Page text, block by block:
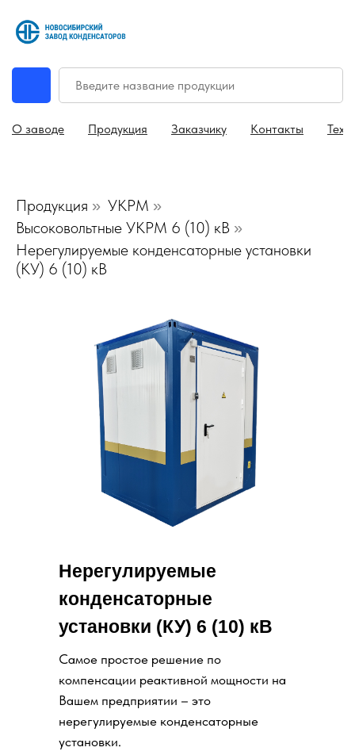
О заводе Продукция Заказчику Контакты
Продукция » УКРМ »
Высоковольтные УКРМ 6 (10) кВ »
Нерегулируемые конденсаторные установки
(КУ) 6 (10) кВ
Нерегулируемые
конденсаторные
установки (КУ) 6 (10) кВ
Самое простое решение по
компенсации реактивной мощности на
Вашем предприятии – это
нерегулируемые конденсаторные
установки.